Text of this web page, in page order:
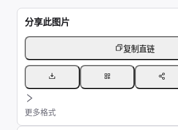
分享此图片
复制直链
更多格式